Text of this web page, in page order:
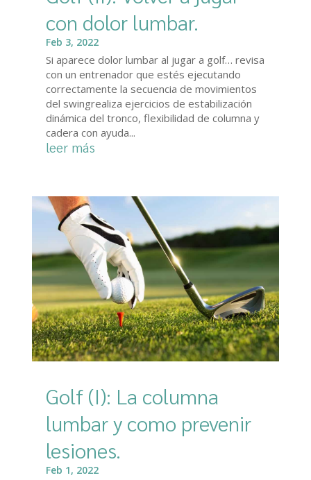
con dolor lumbar.
Feb 3, 2022
Si aparece dolor lumbar al jugar a golf… revisa
con un entrenador que estés ejecutando
correctamente la secuencia de movimientos
del swingrealiza ejercicios de estabilización
dinámica del tronco, flexibilidad de columna y
cadera con ayuda...
leer más
Golf (I): La columna
lumbar y como prevenir
lesiones.
Feb 1, 2022